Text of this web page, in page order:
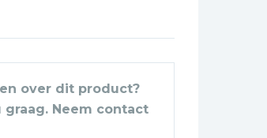
over dit product?
Neem contact